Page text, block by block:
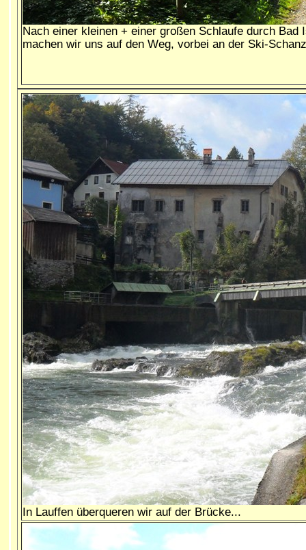
Nach einer kleinen + einer großen Schlaufe durch Bad
machen wir uns auf den Weg, vorbei an der Ski-
In Lauffen überqueren wir auf der Brücke...